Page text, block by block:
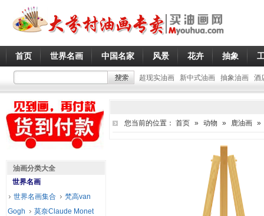
首页 世界名画 中国名家 风景 花卉 抽象
超现实油画 新中式油画 抽象油画 酒
您当前的位置： 首页 » 动物 » 鹿油画 »
油画分类大全
世界名画
世界名画集合
梵高van
Gogh
莫奈Claude Monet